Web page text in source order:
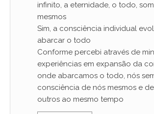
infinito, a eternidade, o todo,
mesmos
Sim, a consciência individual
abarcar o todo
Conforme percebi através de
experiências em expansão da
onde abarcamos o todo, nós
consciência de nós mesmos e
outros ao mesmo tempo